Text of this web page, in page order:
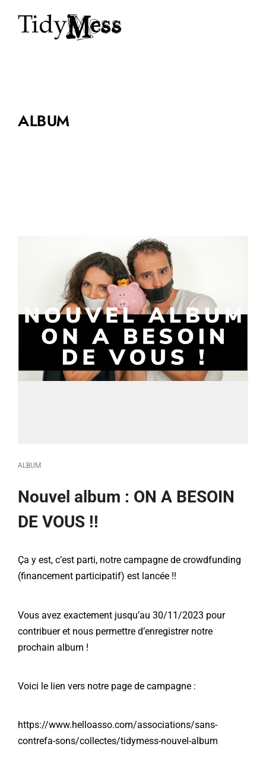
ALBUM
ALBUM
Nouvel album : ON A BESOIN
DE VOUS !!
Ça y est, c’est parti, notre campagne de crowdfunding
(financement participatif) est lancée !!
Vous avez exactement jusqu’au 30/11/2023 pour
contribuer et nous permettre d’enregistrer notre
prochain album !
Voici le lien vers notre page de campagne :
https://www.helloasso.com/associations/sans-
contrefa-sons/collectes/tidymess-nouvel-album